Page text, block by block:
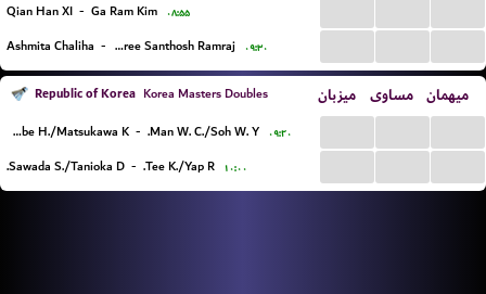
Qian Han XI - Ga Ram Kim ۰۸:۵۵
Ashmita Chaliha - Rakshitha Sree Santhosh Ramraj ۰۹:۳۰
Republic of Korea Korea Masters Doubles میزبان مساوی میهمان
Kawabe H./Matsukawa K. - Man W. C./Soh W. Y. ۰۹:۲۰
Sawada S./Tanioka D. - Tee K./Yap R. ۱۰:۰۰